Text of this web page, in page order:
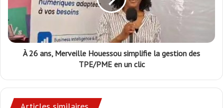
À 26 ans, Merveille Houessou simplifie la gestion des
TPE/PME en un clic